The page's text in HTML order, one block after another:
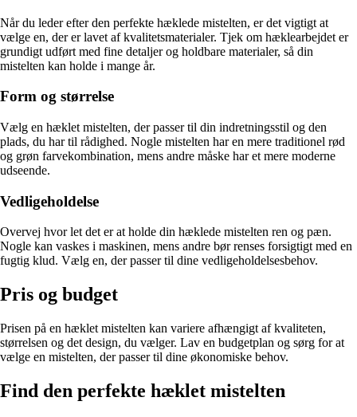
Når du leder efter den perfekte hæklede mistelten, er det vigtigt at
vælge en, der er lavet af kvalitetsmaterialer. Tjek om hæklearbejdet er
grundigt udført med fine detaljer og holdbare materialer, så din
mistelten kan holde i mange år.
Form og størrelse
Vælg en hæklet mistelten, der passer til din indretningsstil og den
plads, du har til rådighed. Nogle mistelten har en mere traditionel rød
og grøn farvekombination, mens andre måske har et mere moderne
udseende.
Vedligeholdelse
Overvej hvor let det er at holde din hæklede mistelten ren og pæn.
Nogle kan vaskes i maskinen, mens andre bør renses forsigtigt med en
fugtig klud. Vælg en, der passer til dine vedligeholdelsesbehov.
Pris og budget
Prisen på en hæklet mistelten kan variere afhængigt af kvaliteten,
størrelsen og det design, du vælger. Lav en budgetplan og sørg for at
vælge en mistelten, der passer til dine økonomiske behov.
Find den perfekte hæklet mistelten